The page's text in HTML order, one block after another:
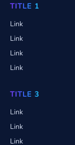
TITLE 1
Link
Link
Link
Link
TITLE 3
Link
Link
Link